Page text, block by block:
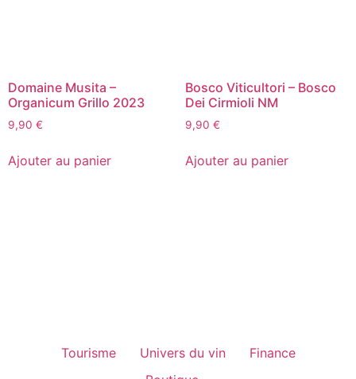
Domaine Musita –
Organicum Grillo 2023
9,90 €
Ajouter au panier
Bosco Viticultori – Bosco
Dei Cirmioli NM
9,90 €
Ajouter au panier
Tourisme Univers du vin
Finance